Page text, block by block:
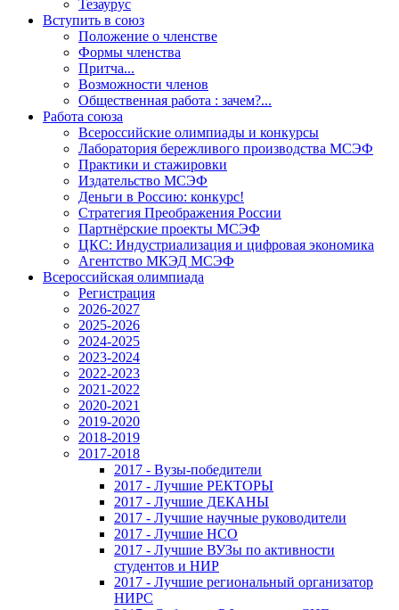
Тезаурус
Вступить в союз
Положение о членстве
Формы членства
Притча...
Возможности членов
Общественная работа : зачем?...
Работа союза
Всероссийские олимпиады и конкурсы
Лаборатория бережливого производства МСЭФ
Практики и стажировки
Издательство МСЭФ
Деньги в Россию: конкурс!
Стратегия Преображения России
Партнёрские проекты МСЭФ
ЦКС: Индустриализация и цифровая экономика
Агентство МКЭД МСЭФ
Всероссийская олимпиада
Регистрация
2026-2027
2025-2026
2024-2025
2023-2024
2022-2023
2021-2022
2020-2021
2019-2020
2018-2019
2017-2018
2017 - Вузы-победители
2017 - Лучшие РЕКТОРЫ
2017 - Лучшие ДЕКАНЫ
2017 - Лучшие научные руководители
2017 - Лучшие НСО
2017 - Лучшие ВУЗы по активности
студентов и НИР
2017 - Лучшие региональный организатор
НИРС